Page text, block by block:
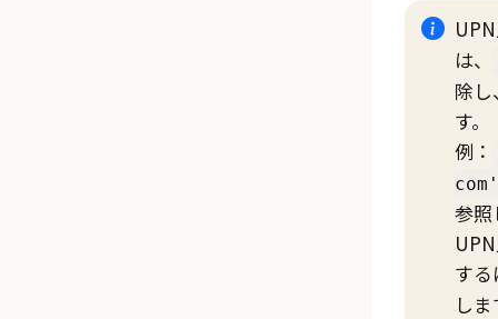
は、
除
す。
例：
参照
す
し